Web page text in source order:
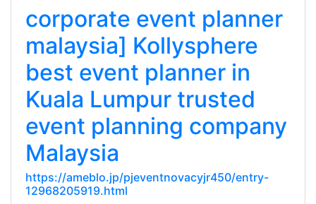
corporate event planner
malaysia] Kollysphere
best event planner in
Kuala Lumpur trusted
event planning company
Malaysia
https://ameblo.jp/pjeventnovacyjr450/entry-
12968205919.html